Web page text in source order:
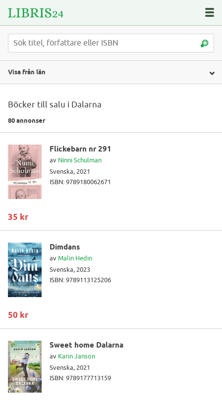
Visa från län
Böcker till salu i Dalarna
80 annonser
Flickebarn nr 291
av Ninni Schulman
Svenska, 2021
ISBN: 9789180062671
35 kr
Dimdans
av Malin Hedin
Svenska, 2023
ISBN: 9789113125206
50 kr
Sweet home Dalarna
av Karin Janson
Svenska, 2021
ISBN: 9789177713159